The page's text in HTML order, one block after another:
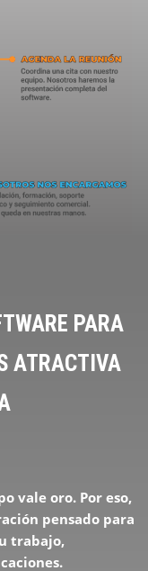
PARA
ATRACTIVA
vale oro. Por eso,
pensado para
trabajo,